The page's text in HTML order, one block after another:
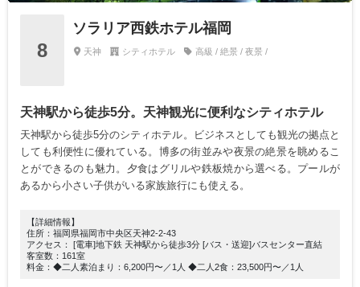
8
ソラリア西鉄ホテル福岡
天神 シティホテル 高級 / 絶景 / 夜景 /
天神駅から徒歩5分。天神観光に便利なシティホテル
天神駅から徒歩5分のシティホテル。ビジネスとしても観光の拠点と
しても利便性に優れている。博多の街並みや夜景の絶景を眺めるこ
とができるのも魅力。夕食はグリルや鉄板焼から選べる。プールが
あるから小さい子供がいる家族旅行にも使える。
【詳細情報】
住所：福岡県福岡市中央区天神2-2-43
アクセス： [電車]地下鉄 天神駅から徒歩3分 [バス・送迎]バスセンター直結
客室数：161室
料金：◆二人素泊まり：6,200円〜／1人 ◆二人2食：23,500円〜／1人